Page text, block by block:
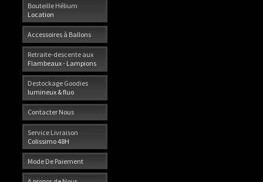
Bouteille Hélium
Location
Accessoires à Ballons
Retraite-descente aux
Flambeaux - Lampions
Destockage Goodies
lumineux & fluo
Contacter Nous
Service Livraison
Colissimo 48H
Mode De Paiement